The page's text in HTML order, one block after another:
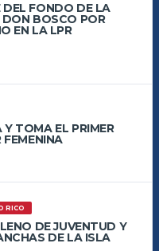
FONDO DE LA
BOSCO POR
EN LA LPR
TOMA EL PRIMER
FEMENINA
RICO
DE JUVENTUD Y
DE LA ISLA